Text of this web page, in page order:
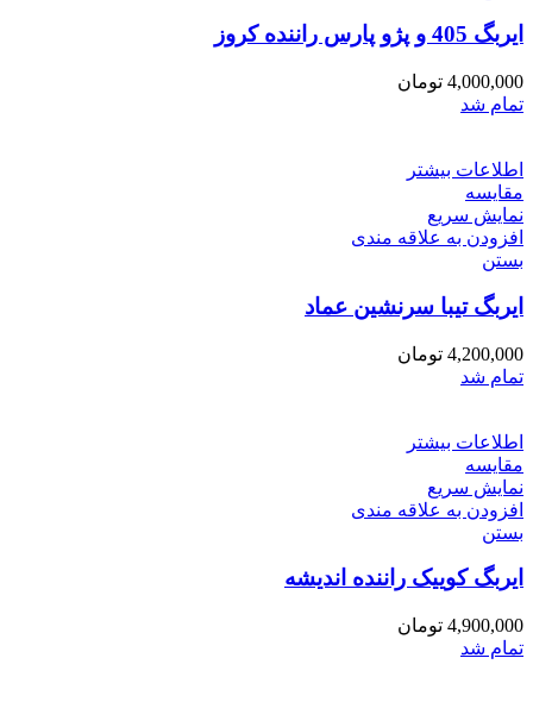
ایربگ 405 و پژو پارس راننده کروز
4,000,000 تومان
تمام شد
اطلاعات بیشتر
مقایسه
نمایش سریع
افزودن به علاقه مندی
بستن
ایربگ تیبا سرنشین عماد
4,200,000 تومان
تمام شد
اطلاعات بیشتر
مقایسه
نمایش سریع
افزودن به علاقه مندی
بستن
ایربگ کوییک راننده اندیشه
4,900,000 تومان
تمام شد